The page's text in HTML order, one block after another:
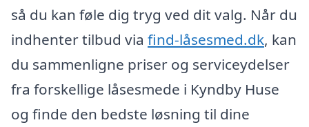
så du kan føle dig tryg ved dit valg. Når du
indhenter tilbud via find-låsesmed.dk, kan
du sammenligne priser og serviceydelser
fra forskellige låsesmede i Kyndby Huse
og finde den bedste løsning til dine